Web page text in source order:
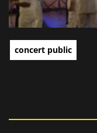
concert public